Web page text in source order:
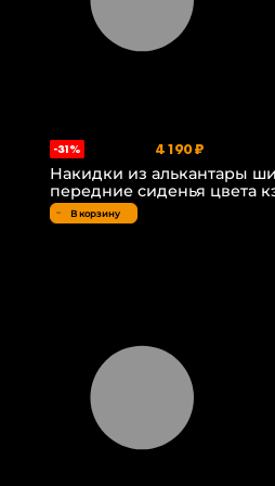
-31% 4 190 ₽
Накидки из алькантары
передние сиденья цвета
В корзину